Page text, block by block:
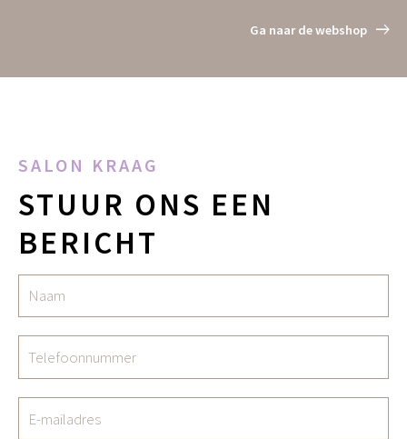
Ga naar de webshop
SALON KRAAG
STUUR ONS EEN
BERICHT